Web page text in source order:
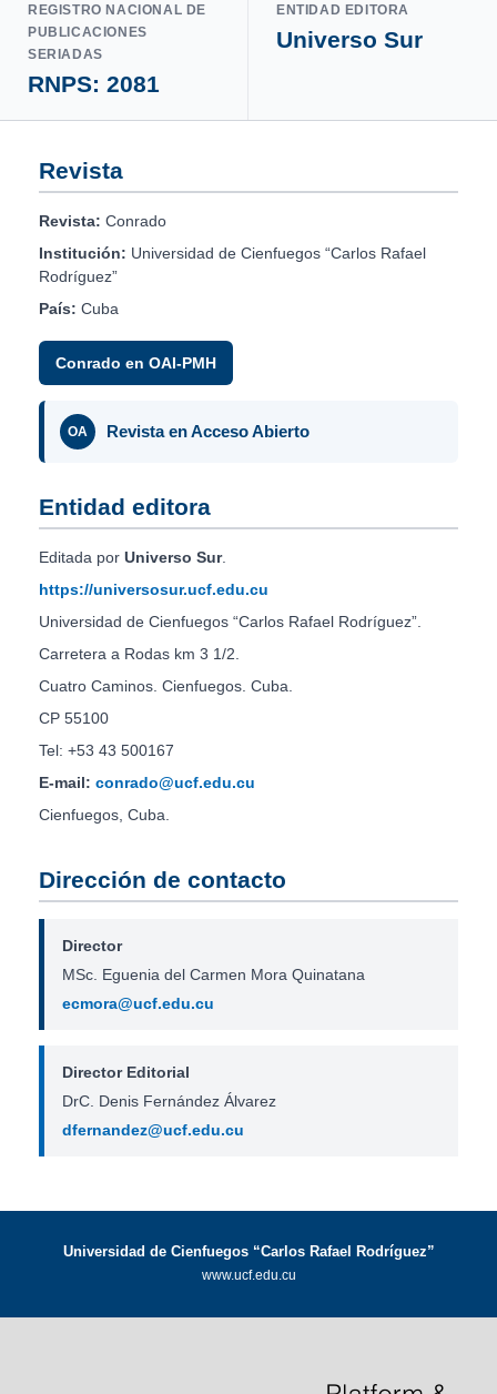
REGISTRO NACIONAL DE
PUBLICACIONES
SERIADAS
RNPS: 2081
ENTIDAD EDITORA
Universo Sur
Revista
Revista: Conrado
Institución: Universidad de Cienfuegos “Carlos Rafael
Rodríguez”
País: Cuba
Conrado en OAI-PMH
OA Revista en Acceso Abierto
Entidad editora
Editada por Universo Sur.
https://universosur.ucf.edu.cu
Universidad de Cienfuegos “Carlos Rafael Rodríguez”.
Carretera a Rodas km 3 1/2.
Cuatro Caminos. Cienfuegos. Cuba.
CP 55100
Tel: +53 43 500167
E-mail: conrado@ucf.edu.cu
Cienfuegos, Cuba.
Dirección de contacto
Director
MSc. Eguenia del Carmen Mora Quinatana
ecmora@ucf.edu.cu
Director Editorial
DrC. Denis Fernández Álvarez
dfernandez@ucf.edu.cu
Universidad de Cienfuegos “Carlos Rafael Rodríguez”
www.ucf.edu.cu